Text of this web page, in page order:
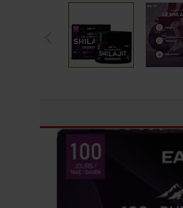
View larger
LE SHILAJIT,